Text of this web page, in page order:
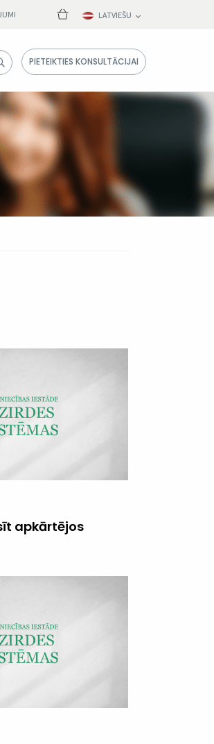
LATVIEŠU
apkārtējos